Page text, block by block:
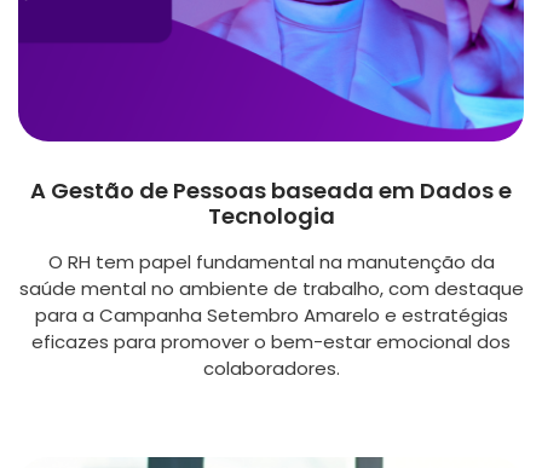
A Gestão de Pessoas baseada em Dados e
Tecnologia
O RH tem papel fundamental na manutenção da
saúde mental no ambiente de trabalho, com destaque
para a Campanha Setembro Amarelo e estratégias
eficazes para promover o bem-estar emocional dos
colaboradores.